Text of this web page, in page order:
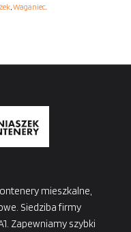
,Waganiec.
mieszkalne,
Siedziba firmy
Zapewniamy szybki